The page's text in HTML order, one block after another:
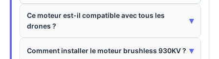
Ce moteur est-il compatible avec tous les
drones ?
▾
Comment installer le moteur brushless 930KV ? ▾